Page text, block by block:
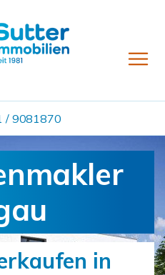
/ 9081870
in